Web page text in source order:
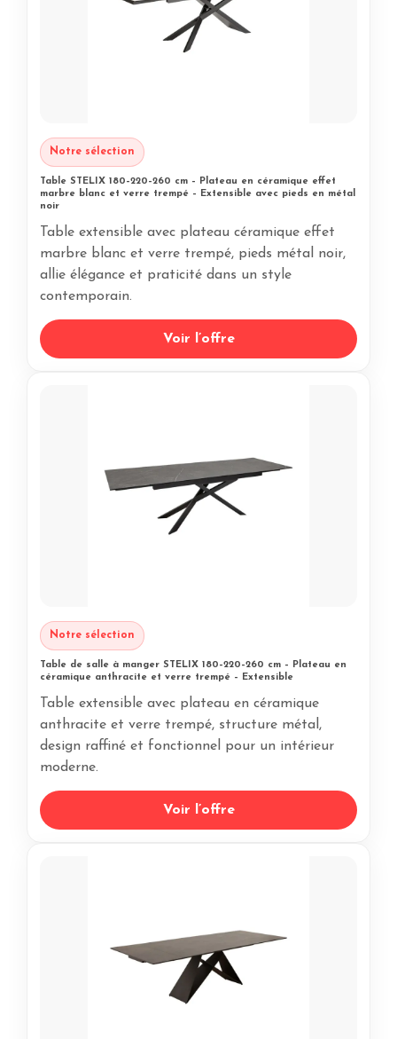
Notre sélection
Table STELIX 180–220–260 cm – Plateau en céramique effet
marbre blanc et verre trempé – Extensible avec pieds en métal
noir
Table extensible avec plateau céramique effet
marbre blanc et verre trempé, pieds métal noir,
allie élégance et praticité dans un style
contemporain.
Voir l’offre
Notre sélection
Table de salle à manger STELIX 180–220–260 cm – Plateau en
céramique anthracite et verre trempé – Extensible
Table extensible avec plateau en céramique
anthracite et verre trempé, structure métal,
design raffiné et fonctionnel pour un intérieur
moderne.
Voir l’offre